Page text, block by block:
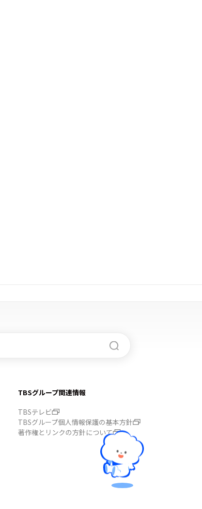
TBSグループ関連情報
TBSテレビ
TBSグループ個人情報保護の基本方針
著作権とリンクの方針について